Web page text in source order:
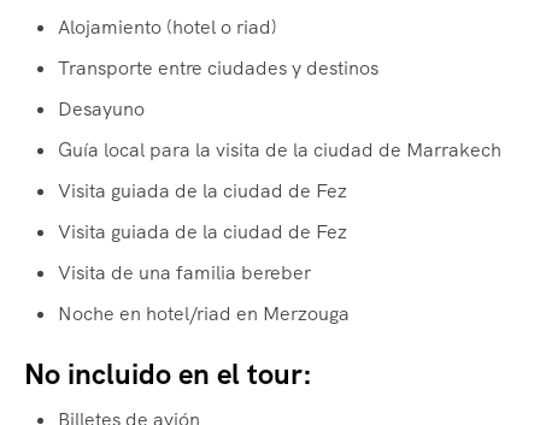
Alojamiento (hotel o riad)
Transporte entre ciudades y destinos
Desayuno
Guía local para la visita de la ciudad de Marrakech
Visita guiada de la ciudad de Fez
Visita guiada de la ciudad de Fez
Visita de una familia bereber
Noche en hotel/riad en Merzouga
No incluido en el tour:
Billetes de avión